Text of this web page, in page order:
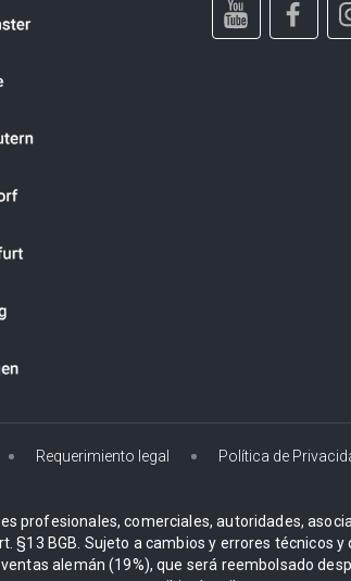
Requerimiento legal Política de
profesionales, comerciales, autoridades,
BGB. Sujeto a cambios y errores técnicos
alemán (19%), que será reembolsado